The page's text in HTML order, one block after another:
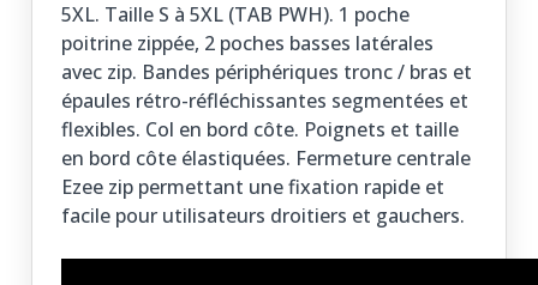
5XL. Taille S à 5XL (TAB PWH). 1 poche
poitrine zippée, 2 poches basses latérales
avec zip. Bandes périphériques tronc / bras et
épaules rétro-réfléchissantes segmentées et
flexibles. Col en bord côte. Poignets et taille
en bord côte élastiquées. Fermeture centrale
Ezee zip permettant une fixation rapide et
facile pour utilisateurs droitiers et gauchers.